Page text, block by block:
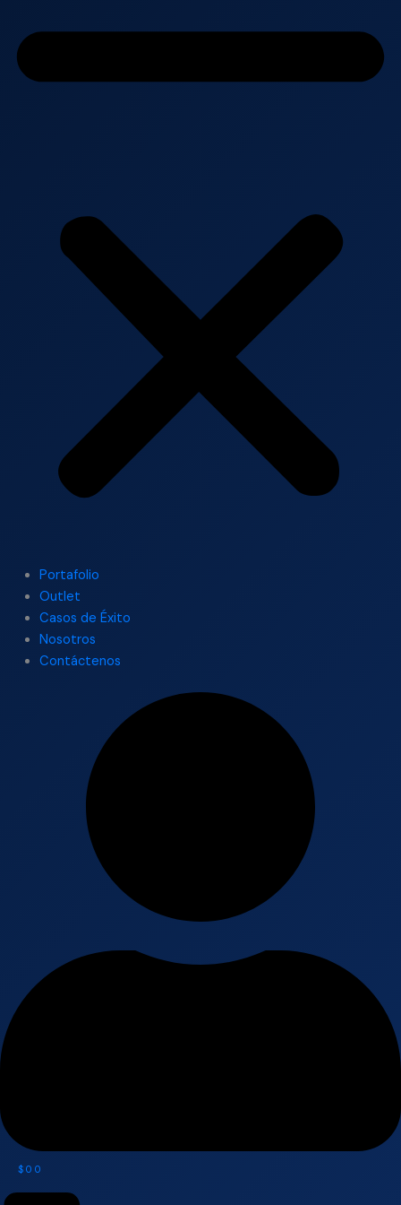
Portafolio
Outlet
Casos de Éxito
Nosotros
Contáctenos
$ 0 0